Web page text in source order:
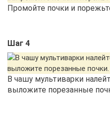
Промойте почки и
Шаг 4
В чашу мультиварки
выложите порезанные